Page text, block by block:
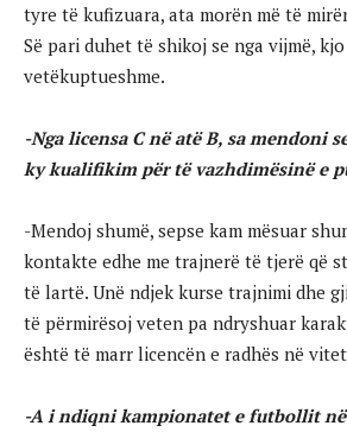
tyre të kufizuara, ata morën më të
Së pari duhet të shikoj se nga vijmë,
vetëkuptueshme.
-Nga licensa C në atë B, sa mendoni
ky kualifikim për të vazhdimësinë e
-Mendoj shumë, sepse kam mësuar
kontakte edhe me trajnerë të tjerë që
të lartë. Unë ndjek kurse trajnimi dhe
të përmirësoj veten pa ndryshuar
është të marr licencën e radhës në
-A i ndiqni kampionatet e futbollit